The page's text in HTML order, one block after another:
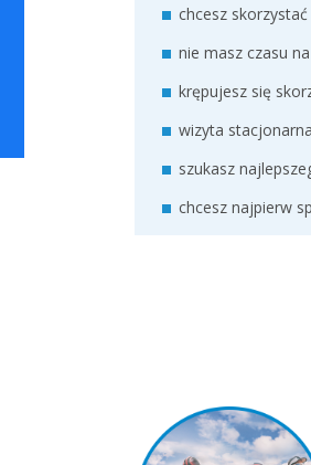
chcesz
nie masz czasu
krępujesz się
wizyta
szukasz
chcesz najpierw